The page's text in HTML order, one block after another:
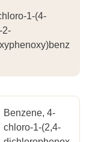
1-(4-
2-
Benzene, 4-
chloro-1-(2,4-